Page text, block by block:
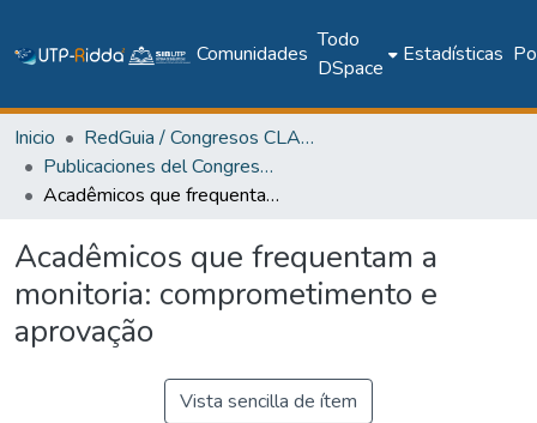
Comunidades
Todo
DSpace
Estadísticas
Inicio
RedGuia / Congresos CLABES
Publicaciones del Congreso Internacional CLABES
Acadêmicos que frequentam a monitoria: comprometimento e aprovação
Acadêmicos que frequentam a
monitoria: comprometimento e
aprovação
Vista sencilla de ítem